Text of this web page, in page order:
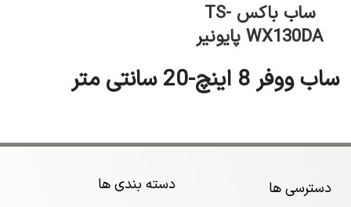
ساب باکس TS-
WX130DA پایونیر
ساب ووفر 8 اینچ-20 سانتی متر
دسترسی ها دسته بندی ها